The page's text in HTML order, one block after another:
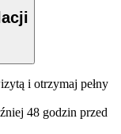
i otrzymaj pełny
48 godzin przed